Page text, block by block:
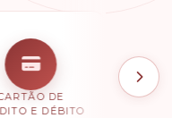
DE
E DÉBITO